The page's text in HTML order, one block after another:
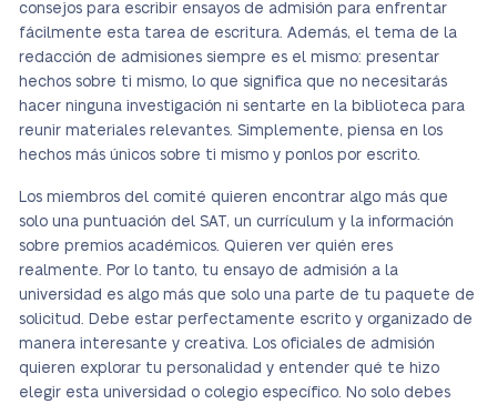
consejos para escribir ensayos de admisión para enfrentar
fácilmente esta tarea de escritura. Además, el tema de la
redacción de admisiones siempre es el mismo: presentar
hechos sobre ti mismo, lo que significa que no necesitarás
hacer ninguna investigación ni sentarte en la biblioteca para
reunir materiales relevantes. Simplemente, piensa en los
hechos más únicos sobre ti mismo y ponlos por escrito.
Los miembros del comité quieren encontrar algo más que
solo una puntuación del SAT, un currículum y la información
sobre premios académicos. Quieren ver quién eres
realmente. Por lo tanto, tu ensayo de admisión a la
universidad es algo más que solo una parte de tu paquete de
solicitud. Debe estar perfectamente escrito y organizado de
manera interesante y creativa. Los oficiales de admisión
quieren explorar tu personalidad y entender qué te hizo
elegir esta universidad o colegio específico. No solo debes